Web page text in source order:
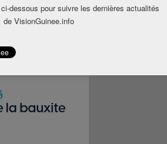
dessous pour suivre les dernières actualités
de VisionGuinee.info